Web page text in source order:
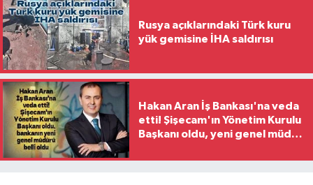
Rusya açıklarındaki Türk kuru
yük gemisine İHA saldırısı
Hakan Aran İş Bankası'na veda
etti! Şişecam'ın Yönetim Kurulu
Başkanı oldu, yeni genel müdür